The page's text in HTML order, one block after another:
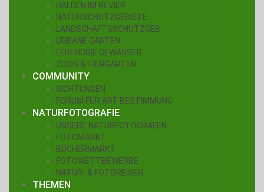
HALDEN IM REVIER
NATURSCHUTZGEBIETE
LANDSCHAFTSSCHUTZGEB.
URBANE GÄRTEN
LEBENDIGE GEWÄSSER
ZOOS & TIERGÄRTEN
COMMUNITY
SICHTUNGEN
FORUM FÜR ART-BESTIMMUNG
NATURFOTOGRAFIE
UNSERE NATURFOTOGRAFEN
FOTOMARKT
BÜCHERMARKT
FOTOWETTBEWERBE
NATUR- & FOTOREISEN
THEMEN